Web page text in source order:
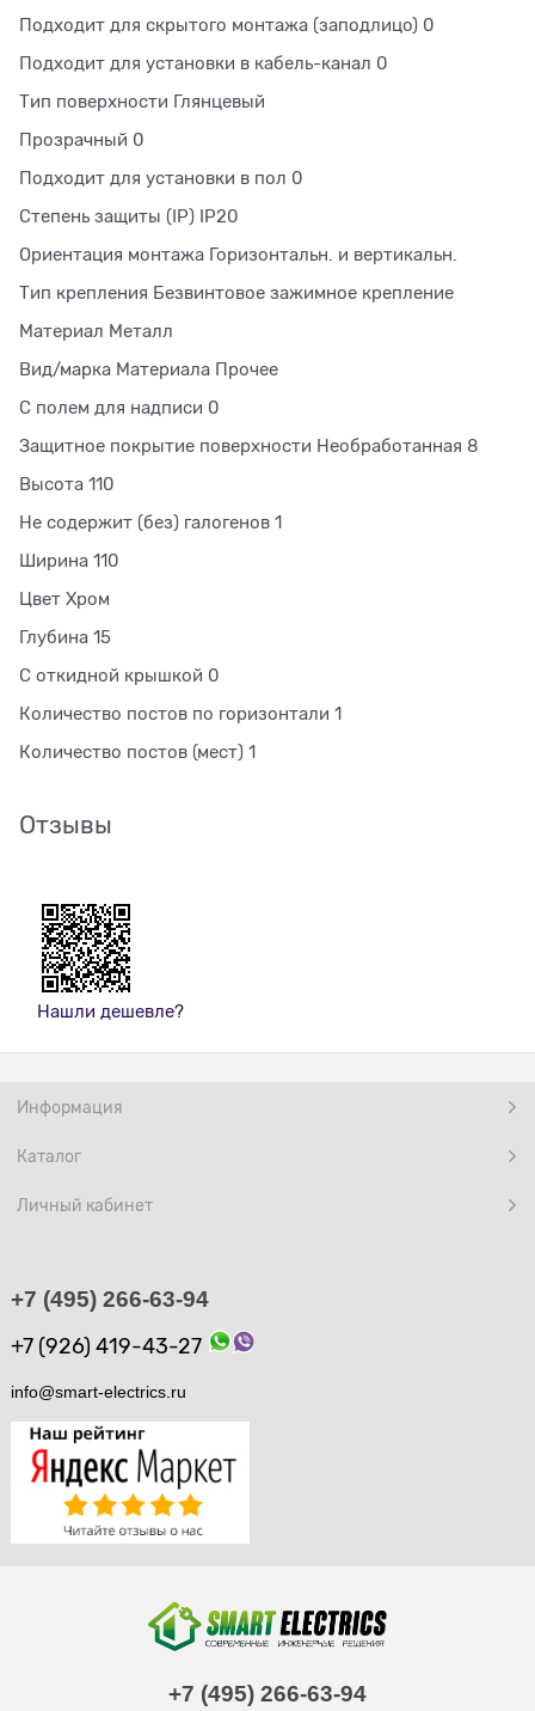
Подходит для скрытого монтажа (заподлицо) 0
Подходит для установки в кабель-канал 0
Тип поверхности Глянцевый
Прозрачный 0
Подходит для установки в пол 0
Степень защиты (IP) IP20
Ориентация монтажа Горизонтальн. и вертикальн.
Тип крепления Безвинтовое зажимное крепление
Материал Металл
Вид/марка Материала Прочее
С полем для надписи 0
Защитное покрытие поверхности Необработанная 8
Высота 110
Не содержит (без) галогенов 1
Ширина 110
Цвет Хром
Глубина 15
С откидной крышкой 0
Количество постов по горизонтали 1
Количество постов (мест) 1
Отзывы
Нашли дешевле?
Информация
Каталог
Личный кабинет
+7 (495) 266-63-94
+7 (926) 419-43-27
info@smart-electrics.ru
+7 (495) 266-63-94